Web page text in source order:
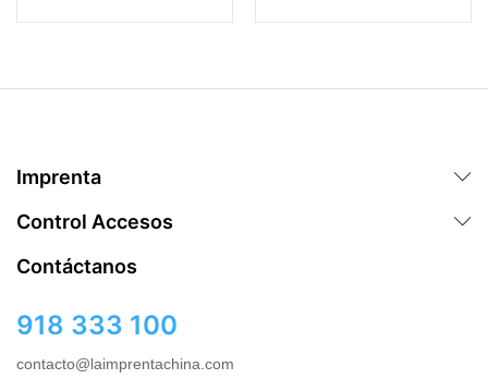
Imprenta
Control Accesos
Contáctanos
918 333 100
contacto@laimprentachina.com